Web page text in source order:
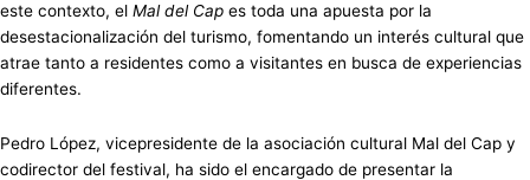
este contexto, el Mal del Cap es toda una apuesta por la
desestacionalización del turismo, fomentando un interés cultural que
atrae tanto a residentes como a visitantes en busca de experiencias
diferentes.
Pedro López, vicepresidente de la asociación cultural Mal del Cap y
codirector del festival, ha sido el encargado de presentar la